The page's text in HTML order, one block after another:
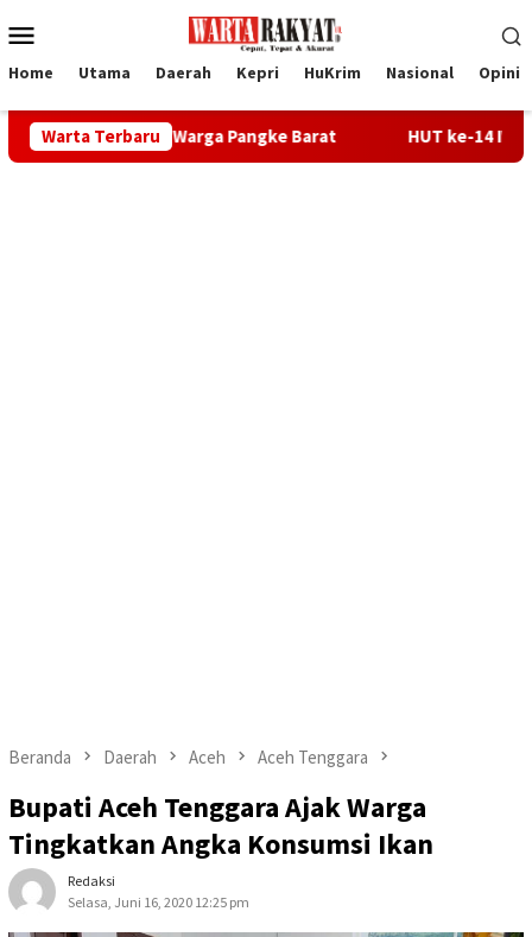
ke
Mobile
Home Utama Daerah Kepri HuKrim Nasional Opini
Warta Terbaru
Warga Pangke Barat HUT ke-14 IWO, Kajari Karimun
Beranda Daerah Aceh Aceh Tenggara
Bupati Aceh Tenggara Ajak Warga
Tingkatkan Angka Konsumsi Ikan
Redaksi
Selasa, Juni 16, 2020 12:25 pm